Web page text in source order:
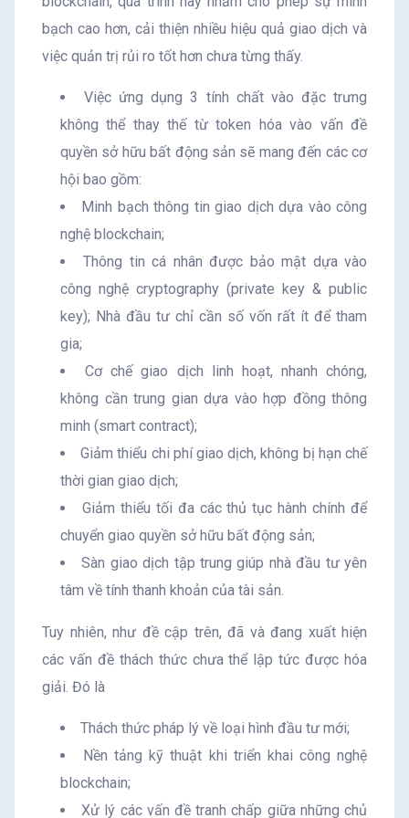
bạch cao hơn, cải thiện nhiều hiệu quả giao dịch và
việc quản trị rủi ro tốt hơn chưa từng thấy.
Việc ứng dụng 3 tính chất vào đặc trưng
không thể thay thế từ token hóa vào vấn đề
quyền sở hữu bất động sản sẽ mang đến các cơ
hội bao gồm:
Minh bạch thông tin giao dịch dựa vào công
nghệ blockchain;
Thông tin cá nhân được bảo mật dựa vào
công nghệ cryptography (private key & public
key); Nhà đầu tư chỉ cần số vốn rất ít để tham
gia;
Cơ chế giao dịch linh hoạt, nhanh chóng,
không cần trung gian dựa vào hợp đồng thông
minh (smart contract);
Giảm thiểu chi phí giao dịch, không bị hạn chế
thời gian giao dịch;
Giảm thiểu tối đa các thủ tục hành chính để
chuyển giao quyền sở hữu bất động sản;
Sàn giao dịch tập trung giúp nhà đầu tư yên
tâm về tính thanh khoản của tài sản.
Tuy nhiên, như đề cập trên, đã và đang xuất hiện
các vấn đề thách thức chưa thể lập tức được hóa
giải. Đó là
Thách thức pháp lý về loại hình đầu tư mới;
Nền tảng kỹ thuật khi triển khai công nghệ
blockchain;
Xử lý các vấn đề tranh chấp giữa những chủ